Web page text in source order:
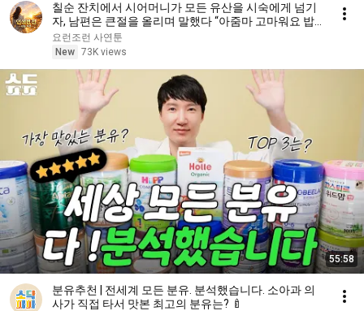
칠순 잔치에서 시어머니가 모든 유산을 시숙에게 넘기
자, 남편은 큰절을 올리며 말했다 “아줌마 고마워요 밥
잘먹고 갑니다ㅋ” 그 말에 시어머니는 쓰러졌다
요런조런 사연툰
New 73K views
55:58
분유추천 | 전세계 모든 분유. 분석했습니다. 소아과 의
사가 직접 타서 맛본 최고의 분유는? 🍼